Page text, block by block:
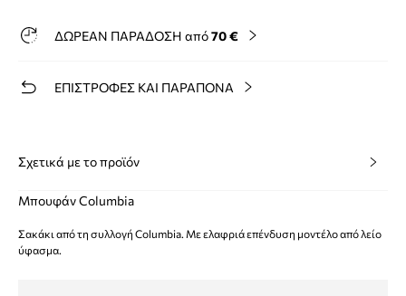
ΔΩΡΕΑΝ ΠΑΡΑΔΟΣΗ από70 €
ΕΠΙΣΤΡΟΦΕΣ ΚΑΙ ΠΑΡΑΠΟΝΑ
Σχετικά με το προϊόν
Μπουφάν Columbia
Σακάκι από τη συλλογή Columbia. Με ελαφριά επένδυση μοντέλο από λείο
ύφασμα.